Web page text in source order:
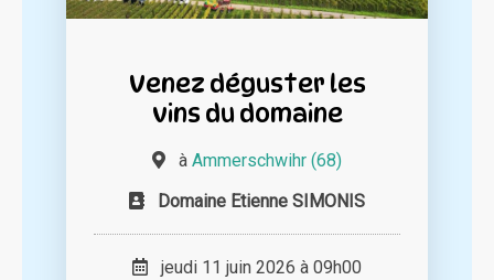
Venez déguster les
vins du domaine
à Ammerschwihr (68)
Domaine Etienne SIMONIS
jeudi 11 juin 2026 à 09h00